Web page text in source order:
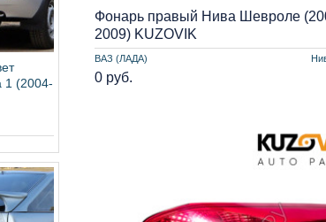
1 (2004-
ВАЗ (ЛАДА)
Фонарь правый Нива Шевроле
2009) KUZOVIK
0 руб.